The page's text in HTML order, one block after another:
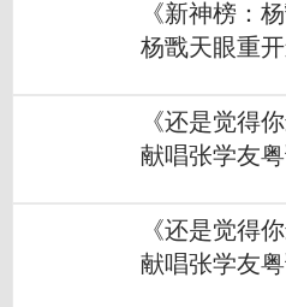
《新神榜：
杨戬天眼重
《还是觉得
献唱张学友
《还是觉得
献唱张学友